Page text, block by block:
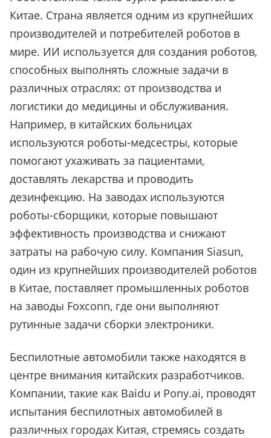
Китае. Страна является одним из крупнейших
производителей и потребителей роботов в
мире. ИИ используется для создания роботов,
способных выполнять сложные задачи в
различных отраслях: от производства и
логистики до медицины и обслуживания.
Например, в китайских больницах
используются роботы-медсестры, которые
помогают ухаживать за пациентами,
доставлять лекарства и проводить
дезинфекцию. На заводах используются
роботы-сборщики, которые повышают
эффективность производства и снижают
затраты на рабочую силу. Компания Siasun,
один из крупнейших производителей роботов
в Китае, поставляет промышленных роботов
на заводы Foxconn, где они выполняют
рутинные задачи сборки электроники.
Беспилотные автомобили также находятся в
центре внимания китайских разработчиков.
Компании, такие как Baidu и Pony.ai, проводят
испытания беспилотных автомобилей в
различных городах Китая, стремясь создать